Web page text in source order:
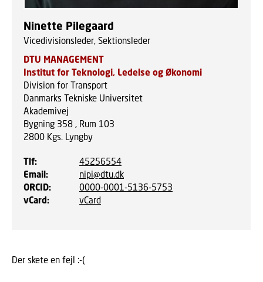
Ninette Pilegaard
Vicedivisionsleder, Sektionsleder
DTU MANAGEMENT
Institut for Teknologi, Ledelse og Økonomi
Division for Transport
Danmarks Tekniske Universitet
Akademivej
Bygning 358 , Rum 103
2800 Kgs. Lyngby
Tlf:
45256554
Email:
nipi@dtu.dk
ORCID:
0000-0001-5136-5753
vCard: vCard
Der skete en fejl :-(